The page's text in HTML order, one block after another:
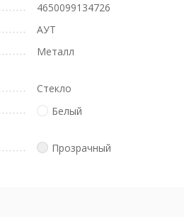
4650099134726
АУТ
Металл
Стекло
Белый
Прозрачный